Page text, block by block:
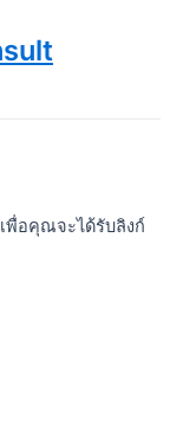
พื่อคุณจะได้รับลิงก์